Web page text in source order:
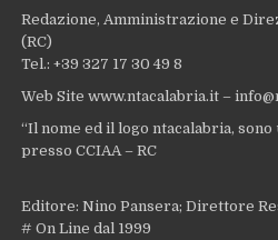
Redazione, Amministrazione e
(RC)
Tel.: +39 327 17 30 49 8
Web Site www.ntacalabria.it –
“Il nome ed il logo ntacalabria,
presso CCIAA – RC
Editore: Nino Pansera; Direttore
# On Line dal 1999